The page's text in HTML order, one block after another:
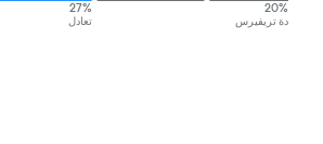
20%
دة تريفيرس
27%
تعادل